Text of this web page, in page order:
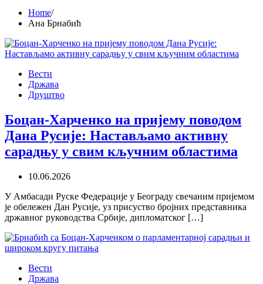
Home
Ана Брнабић
Вести
Држава
Друштво
Боцан-Харченко на пријему поводом
Дана Русије: Настављамо активну
сарадњу у свим кључним областима
10.06.2026
У Амбасади Руске Федерације у Београду свечаним пријемом
је обележен Дан Русије, уз присуство бројних представника
државног руководства Србије, дипломатског […]
Вести
Држава